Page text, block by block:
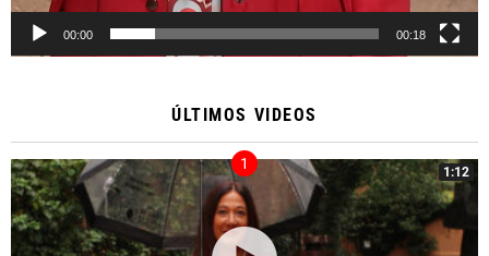
00:00 00:18
ÚLTIMOS VIDEOS
1:12